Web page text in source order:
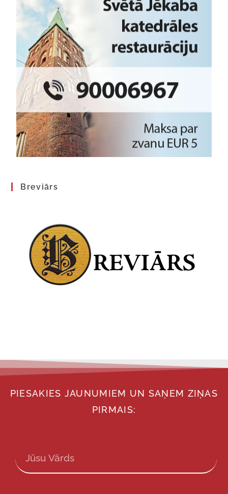
Breviārs
PIESAKIES JAUNUMIEM UN SAŅEM ZIŅAS
PIRMAIS: